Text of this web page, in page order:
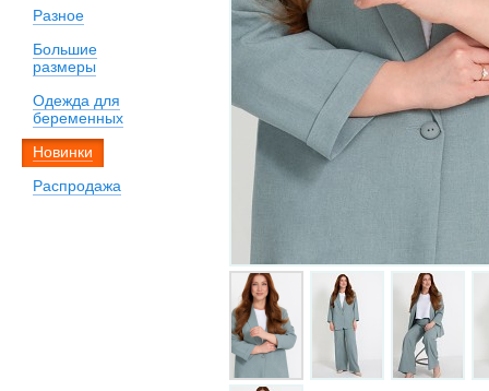
Разное
Большие
размеры
Одежда для
беременных
Новинки
Распродажа